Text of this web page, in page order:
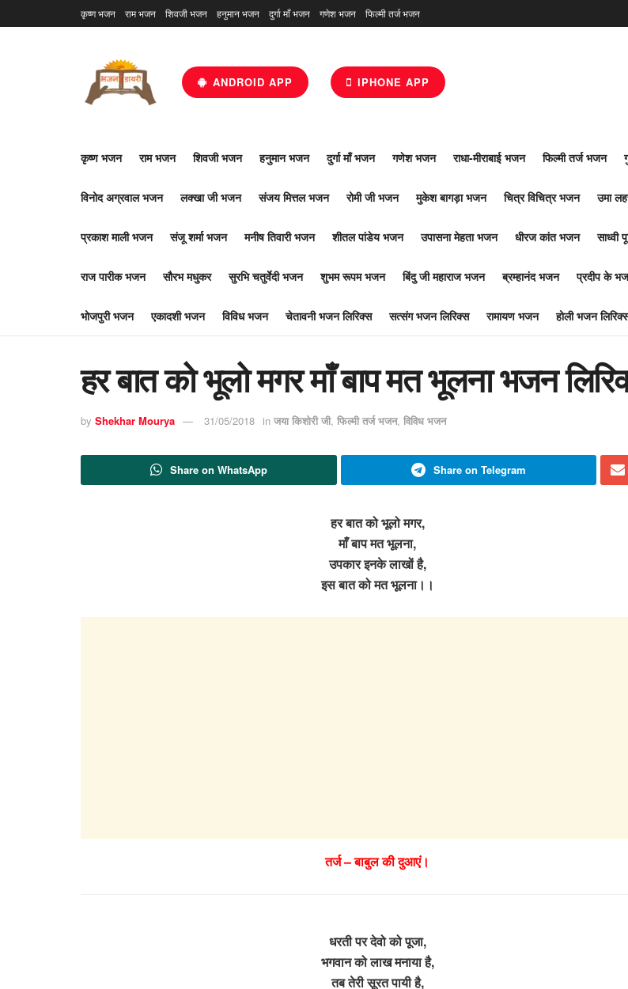
कृष्ण भजन राम भजन शिवजी भजन हनुमान भजन दुर्गा माँ भजन गणेश भजन फिल्मी तर्ज भजन
ANDROID APP IPHONE APP
कृष्ण भजन राम भजन शिवजी भजन हनुमान भजन दुर्गा माँ भजन गणेश भजन राधा-मीराबाई भजन फिल्मी तर्ज भजन
विनोद अग्रवाल भजन लक्खा जी भजन संजय मित्तल भजन रोमी जी भजन मुकेश बागड़ा भजन चित्र विचित्र भजन उमा
प्रकाश माली भजन संजू शर्मा भजन मनीष तिवारी भजन शीतल पांडेय भजन उपासना मेहता भजन धीरज कांत भजन साध्वी
राज पारीक भजन सौरभ मधुकर सुरभि चतुर्वेदी भजन शुभम रूपम भजन बिंदु जी महाराज भजन ब्रम्हानंद भजन प्रदीप के
भोजपुरी भजन एकादशी भजन विविध भजन चेतावनी भजन लिरिक्स सत्संग भजन लिरिक्स रामायण भजन होली भजन
हर बात को भूलो मगर माँ बाप मत भूलना भजन
by Shekhar Mourya 31/05/2018 in जया किशोरी जी, फिल्मी तर्ज भजन, विविध भजन
Share on WhatsApp Share on Telegram
हर बात को भूलो मगर,
माँ बाप मत भूलना,
उपकार इनके लाखों है,
इस बात को मत भूलना।।
तर्ज – बाबुल की दुआएं।
धरती पर देवो को पूजा,
भगवान को लाख मनाया है,
तब तेरी सूरत पायी है,